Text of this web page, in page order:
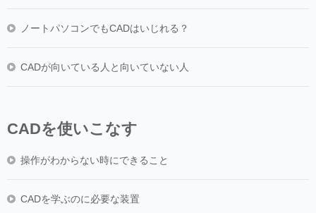
ノートパソコンでもCADはいじれる？
CADが向いている人と向いていない人
CADを使いこなす
操作がわからない時にできること
CADを学ぶのに必要な装置